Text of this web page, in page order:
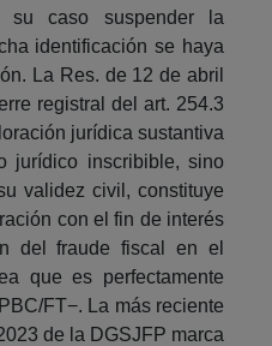
su caso suspender la
identificación se haya
La Res. de 12 de abril
registral del art. 254.3
jurídica sustantiva
jurídico inscribible, sino
validez civil, constituye
con el fin de interés
del fraude fiscal en el
que es perfectamente
FT−. La más reciente
de la DGSJFP marca